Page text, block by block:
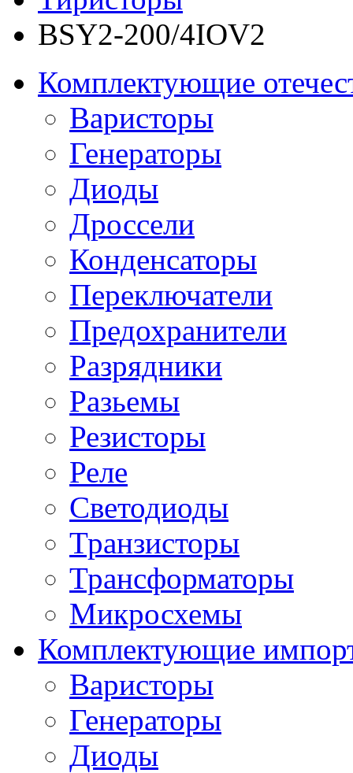
BSY2-200/4IOV2
Комплектующие
Варисторы
Генераторы
Диоды
Дроссели
Конденсаторы
Переключатели
Предохранители
Разрядники
Разьемы
Резисторы
Реле
Светодиоды
Транзисторы
Трансформаторы
Микросхемы
Комплектующие
Варисторы
Генераторы
Диоды